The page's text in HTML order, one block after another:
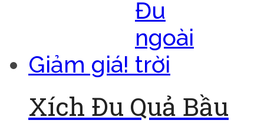
Giảm giá!
Xích Đu Quả Bầu